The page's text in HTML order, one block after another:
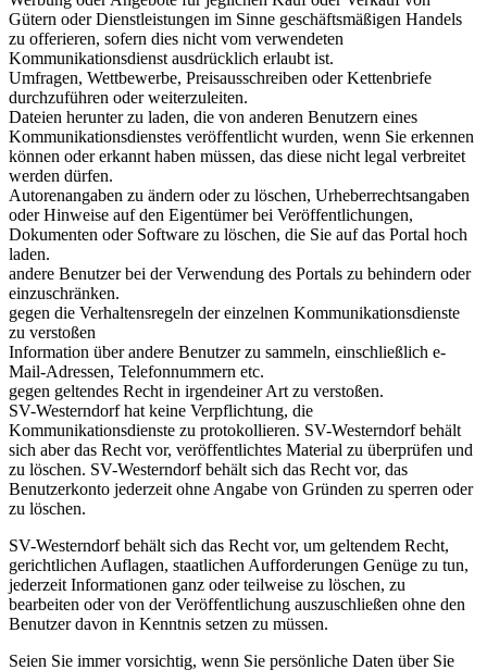
Gütern oder Dienstleistungen im Sinne geschäftsmäßigen Handels
zu offerieren, sofern dies nicht vom verwendeten
Kommunikationsdienst ausdrücklich erlaubt ist.
Umfragen, Wettbewerbe, Preisausschreiben oder Kettenbriefe
durchzuführen oder weiterzuleiten.
Dateien herunter zu laden, die von anderen Benutzern eines
Kommunikationsdienstes veröffentlicht wurden, wenn Sie erkennen
können oder erkannt haben müssen, das diese nicht legal verbreitet
werden dürfen.
Autorenangaben zu ändern oder zu löschen, Urheberrechtsangaben
oder Hinweise auf den Eigentümer bei Veröffentlichungen,
Dokumenten oder Software zu löschen, die Sie auf das Portal hoch
laden.
andere Benutzer bei der Verwendung des Portals zu behindern oder
einzuschränken.
gegen die Verhaltensregeln der einzelnen Kommunikationsdienste
zu verstoßen
Information über andere Benutzer zu sammeln, einschließlich e-
Mail-Adressen, Telefonnummern etc.
gegen geltendes Recht in irgendeiner Art zu verstoßen.
SV-Westerndorf hat keine Verpflichtung, die
Kommunikationsdienste zu protokollieren. SV-Westerndorf behält
sich aber das Recht vor, veröffentlichtes Material zu überprüfen und
zu löschen. SV-Westerndorf behält sich das Recht vor, das
Benutzerkonto jederzeit ohne Angabe von Gründen zu sperren oder
zu löschen.
SV-Westerndorf behält sich das Recht vor, um geltendem Recht,
gerichtlichen Auflagen, staatlichen Aufforderungen Genüge zu tun,
jederzeit Informationen ganz oder teilweise zu löschen, zu
bearbeiten oder von der Veröffentlichung auszuschließen ohne den
Benutzer davon in Kenntnis setzen zu müssen.
Seien Sie immer vorsichtig, wenn Sie persönliche Daten über Sie